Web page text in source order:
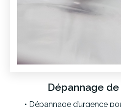
Dépannage
Dépannage d’urgence